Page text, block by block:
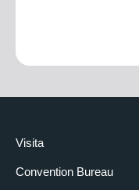
Visita
Convention Bureau